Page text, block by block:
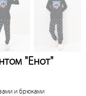
"Енот"
и брюками